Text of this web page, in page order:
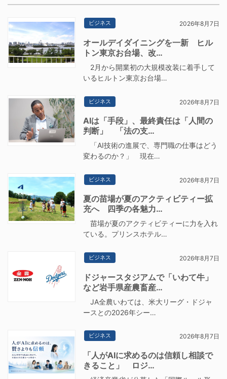
ビジネス 2026年8月7日
オールデイダイニングを一新 ヒル
トン東京お台場、改…
2月から開業初の大規模改装に着手して
いるヒルトン東京お台場…
ビジネス 2026年8月7日
AIは「手段」、最終責任は「人間の
判断」 「法の支…
「AI技術の進展で、専門職の仕事はどう
変わるのか？」 現在…
ビジネス 2026年8月7日
夏の苗場が夏のアクティビティー拡
充へ 四季の各魅力…
苗場が夏のアクティビティーに力を入れ
ている。プリンスホテル…
ビジネス 2026年8月7日
ドジャースタジアムで「いわて牛」
など岩手県産農畜産…
JA全農いわては、米大リーグ・ドジャ
ースとの2026年シー…
ビジネス 2026年8月7日
「人がAIに求めるのは信頼し相談で
きること」 ロジ…